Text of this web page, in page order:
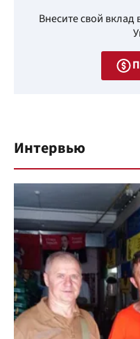
Внесите свой
Интервью